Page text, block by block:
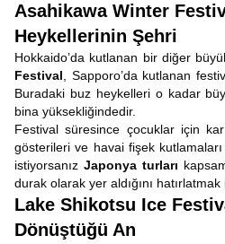
Asahikawa Winter
Heykellerinin Şehri
Hokkaido’da kutlanan bir diğer
Festival , Sapporo’da kutlanan
Buradaki buz heykelleri o kadar
bina yüksekliğindedir.
Festival süresince çocuklar için
gösterileri ve havai fişek kutlamaları
istiyorsanız Japonya turları
durak olarak yer aldığını hatırlatmak
Lake Shikotsu Ice
Dönüştüğü An